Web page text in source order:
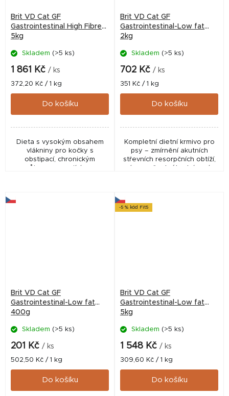
Brit VD Cat GF
Gastrointestinal High Fibre
5kg
Skladem (>5 ks)
1 861 Kč / ks
Měrná
cena:
372,20 Kč / 1 kg
Do košíku
Dieta s vysokým obsahem
vlákniny pro kočky s
obstipací, chronickým
průjmem reagujícím na
Brit VD Cat GF
Gastrointestinal-Low fat
2kg
Skladem (>5 ks)
702 Kč / ks
Měrná
cena:
351 Kč / 1 kg
Do košíku
Kompletní dietní krmivo pro
psy – zmírnění akutních
střevních resorpčních obtíží,
úprava špatného trávení
Brit VD Cat GF
Gastrointestinal-Low fat
400g
Skladem (>5 ks)
201 Kč / ks
Měrná
cena:
502,50 Kč / 1 kg
Do košíku
-5 % kód Fit5
Brit VD Cat GF
Gastrointestinal-Low fat
5kg
Skladem (>5 ks)
1 548 Kč / ks
Měrná
cena:
309,60 Kč / 1 kg
Do košíku